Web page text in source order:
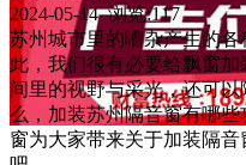
2024-05-14 浏览:117
苏州城市里的嘈杂产生的
此，我们很有必要给飘窗加
间里的视野与采光，还可
么，加装苏州隔音窗有哪
窗为大家带来关于加装隔